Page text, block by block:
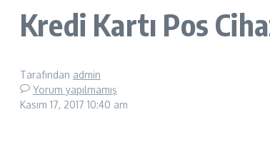
Kredi Kartı Pos
Tarafından admin
Yorum yapılmamış
Kasım 17, 2017 10:40 am